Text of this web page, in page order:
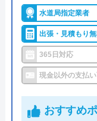
道修理業者です。
全国各署の営業
が訪問するので
24時間連絡を受
でも安心してご
水道局指定業者
出張・見積もり
365日対応
現金以外の支払
おすすめ